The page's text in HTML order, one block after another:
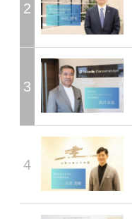
2
3
4